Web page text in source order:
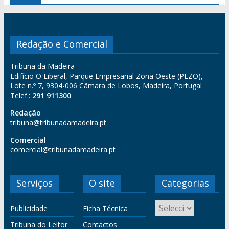
Redação e Comercial
Tribuna da Madeira
Edifício O Liberal, Parque Empresarial Zona Oeste (PEZO),
Lote n.º 7, 9304-006 Câmara de Lobos, Madeira, Portugal
Telef.: 291 911300
Redação
tribuna@tribunadamadeira.pt
Comercial
comercial@tribunadamadeira.pt
Serviços
Publicidade
Tribuna do Leitor
O site
Ficha Técnica
Contactos
Categorias